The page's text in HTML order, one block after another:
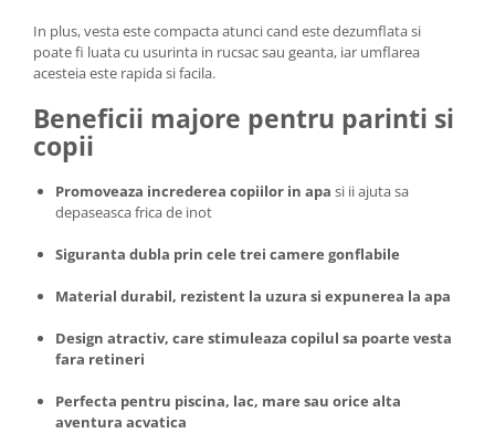
In plus, vesta este compacta atunci cand este dezumflata si
poate fi luata cu usurinta in rucsac sau geanta, iar umflarea
acesteia este rapida si facila.
Beneficii majore pentru parinti si
copii
Promoveaza increderea copiilor in apa si ii ajuta sa
depaseasca frica de inot
Siguranta dubla prin cele trei camere gonflabile
Material durabil, rezistent la uzura si expunerea la apa
Design atractiv, care stimuleaza copilul sa poarte vesta
fara retineri
Perfecta pentru piscina, lac, mare sau orice alta
aventura acvatica